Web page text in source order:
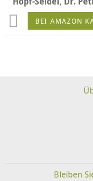
BEI AMAZON
Bleiben